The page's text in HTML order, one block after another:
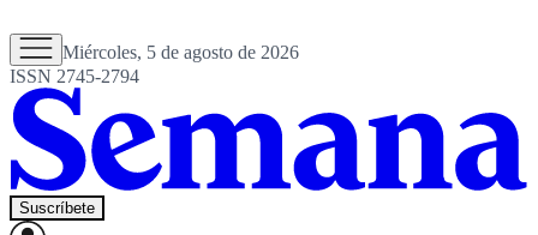
Miércoles, 5 de agosto de 2026
ISSN 2745-2794
Suscríbete